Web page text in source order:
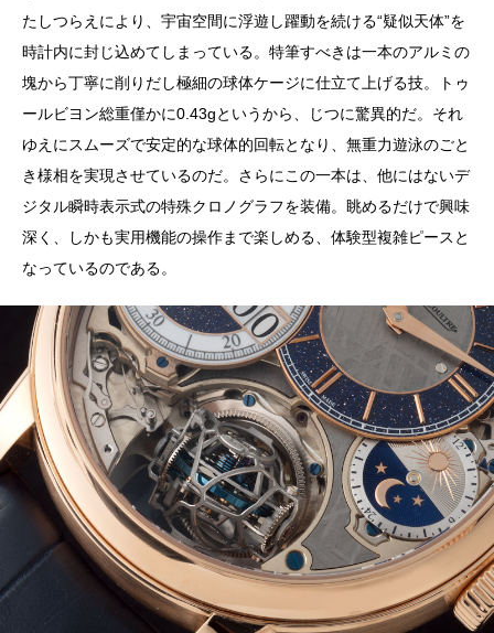
たしつらえにより、宇宙空間に浮遊し躍動を続ける“疑似天体”を
時計内に封じ込めてしまっている。特筆すべきは一本のアルミの
塊から丁寧に削りだし極細の球体ケージに仕立て上げる技。トゥ
ールビヨン総重僅かに0.43gというから、じつに驚異的だ。それ
ゆえにスムーズで安定的な球体的回転となり、無重力遊泳のごと
き様相を実現させているのだ。さらにこの一本は、他にはないデ
ジタル瞬時表示式の特殊クロノグラフを装備。眺めるだけで興味
深く、しかも実用機能の操作まで楽しめる、体験型複雑ピースと
なっているのである。